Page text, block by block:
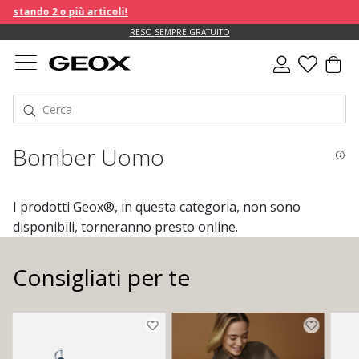
2 o più articoli!
RESO SEMPRE GRATUITO
Bomber Uomo
I prodotti Geox®, in questa categoria, non sono
disponibili, torneranno presto online.
Consigliati per te